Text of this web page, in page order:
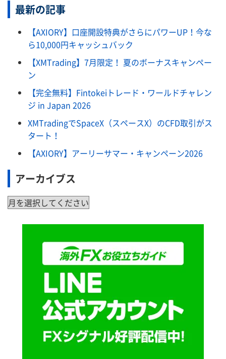
最新の記事
【AXIORY】口座開設特典がさらにパワーUP！今な
ら10,000円キャッシュバック
【XMTrading】7月限定！ 夏のボーナスキャンペー
ン
【完全無料】Fintokeiトレード・ワールドチャレン
ジ in Japan 2026
XMTradingでSpaceX（スペースX）のCFD取引がス
タート！
【AXIORY】アーリーサマー・キャンペーン2026
アーカイブス